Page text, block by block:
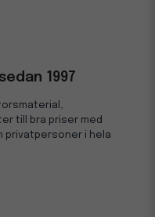
1997
till bra priser med
privatpersoner i hela